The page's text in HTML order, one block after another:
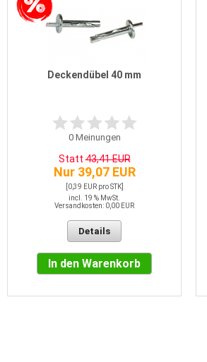
Deckendübel 40 mm
0Meinungen
Statt43,41 EUR
Nur 39,07 EUR
[0,39 EUR pro STK]
incl. 19 % MwSt.
Versandkosten: 0,00 EUR
Details
In den Warenkorb